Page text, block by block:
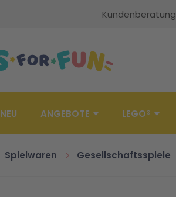
Kundenberatung
NEU ANGEBOTE LEGO®
Spielwaren Gesellschaftsspiele